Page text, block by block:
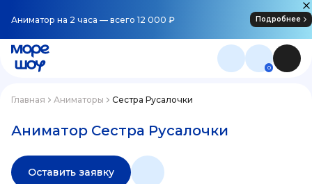
Аниматор на 2 часа — всего 12 000 ₽ Подробнее
0
Главная Аниматоры Сестра Русалочки
Аниматор Сестра Русалочки
Оставить заявку